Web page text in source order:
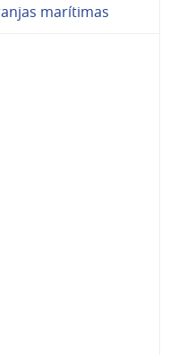
marítimas